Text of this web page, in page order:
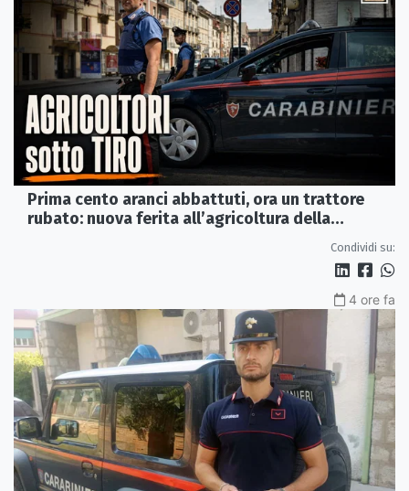
Prima cento aranci abbattuti, ora un trattore
rubato: nuova ferita all’agricoltura della
Condividi su:
4 ore fa